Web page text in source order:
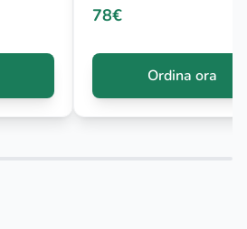
78€
Ordina ora